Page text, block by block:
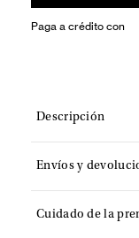
Paga a crédito con
Descripción
Envíos y
Cuidado de la